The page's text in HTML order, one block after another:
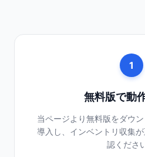
1
無料版で動
当ページより無料版をダウ
導入し、インベントリ収集
認くださ